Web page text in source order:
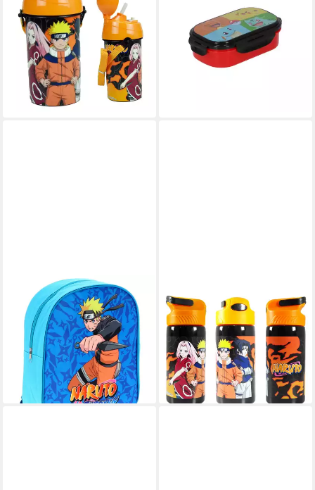
Shippuden Trinkflasche mit
Tragegurt und Trinkhalm, 500
12,95 €
lieferbar - in 4-5 Werktagen bei dir
mit Besteck Brotbox
Vielseitige Pausenbox, 100%
Polypropylen, (1-tlg)
14,95 € UVP 22,99 €
NARUTO
Kinderrucksack Rucksack
Ideal für Schule und Alltag mit
Naruto-Motiven Schultasche
14,95 € 24,95 €
-40%
lieferbar - in 4-5 Werktagen bei dir
Trinkflasche Anime Naruto
Shippuden Sasuke ALU -
Wasserflasche Flasche 500
ml
14,95 €
lieferbar - in 4-5 Werktagen bei dir